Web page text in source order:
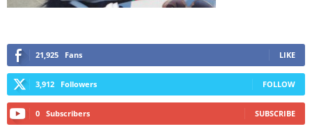
21,925 Fans LIKE
3,912 Followers FOLLOW
0 Subscribers SUBSCRIBE